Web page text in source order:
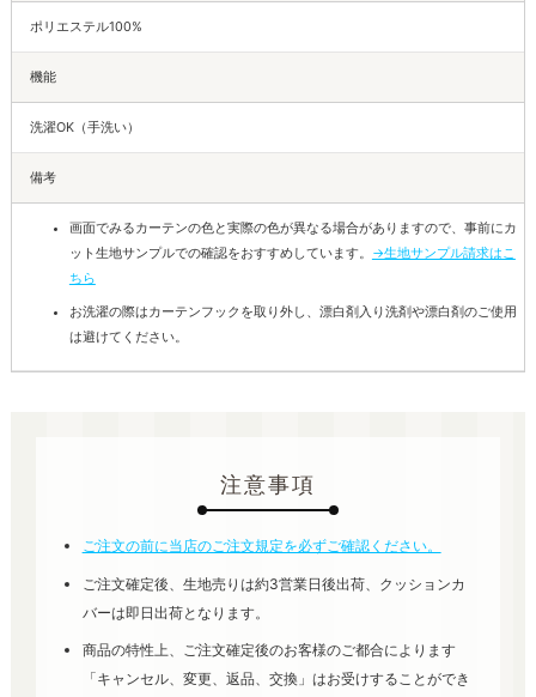
ポリエステル100%
機能
洗濯OK（手洗い）
備考
画面でみるカーテンの色と実際の色が異なる場合がありますので、事前にカ
ット生地サンプルでの確認をおすすめしています。 →生地サンプル請求はこ
ちら
お洗濯の際はカーテンフックを取り外し、漂白剤入り洗剤や漂白剤のご使用
は避けてください。
注意事項
ご注文の前に当店のご注文規定を必ずご確認ください。
ご注文確定後、生地売りは約3営業日後出荷、クッションカ
バーは即日出荷となります。
商品の特性上、ご注文確定後のお客様のご都合によります
「キャンセル、変更、返品、交換」はお受けすることができ